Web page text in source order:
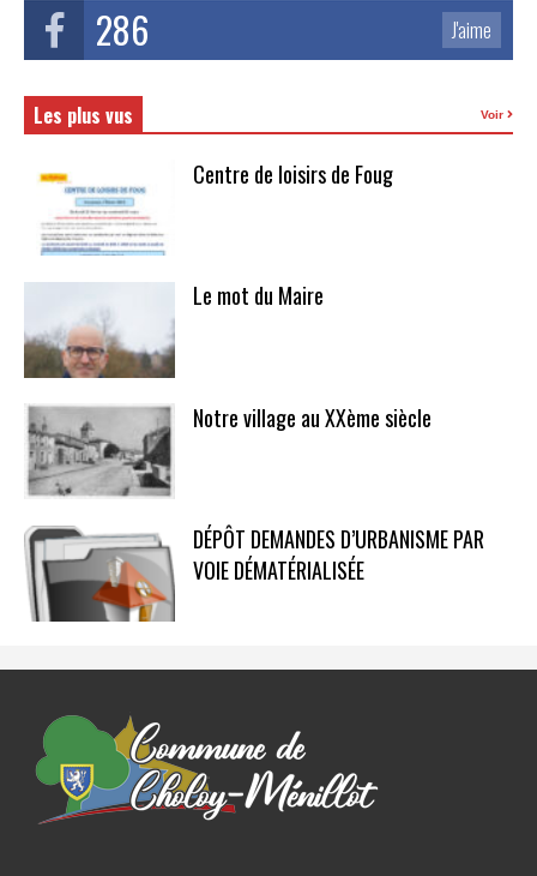
286 J'aime
Les plus vus Voir
Centre de loisirs de Foug
Le mot du Maire
Notre village au XXème siècle
DÉPÔT DEMANDES D’URBANISME PAR
VOIE DÉMATÉRIALISÉE